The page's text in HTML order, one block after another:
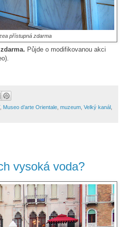
přístupná zdarma
zdarma. Půjde o modifikovanou akci
, Museo d’arte Orientale, muzeum, Velký kanál,
vysoká voda?